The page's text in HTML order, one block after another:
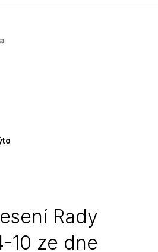
Rady
10 ze dne